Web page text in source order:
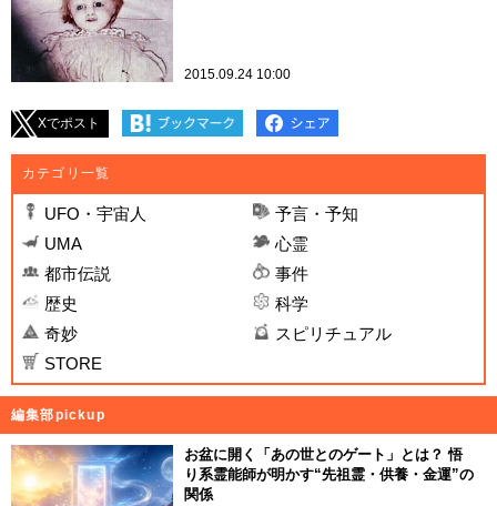
2015.09.24 10:00
Xでポスト
カテゴリ一覧
UFO・宇宙人
予言・予知
UMA
心霊
都市伝説
事件
歴史
科学
奇妙
スピリチュアル
STORE
編集部pickup
お盆に開く「あの世とのゲート」とは？ 悟
り系霊能師が明かす“先祖霊・供養・金運”の
関係